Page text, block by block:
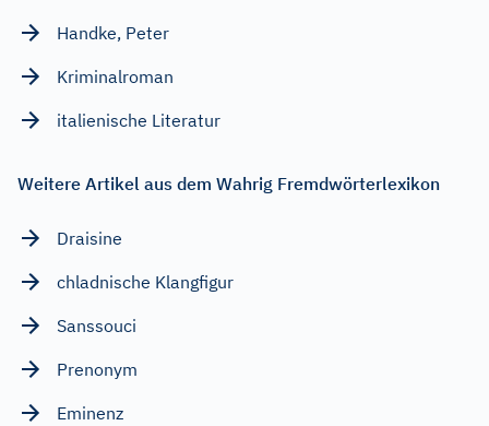
Handke, Peter
Kriminalroman
italienische Literatur
Weitere Artikel aus dem Wahrig Fremdwörterlexikon
Draisine
chladnische Klangfigur
Sanssouci
Prenonym
Eminenz